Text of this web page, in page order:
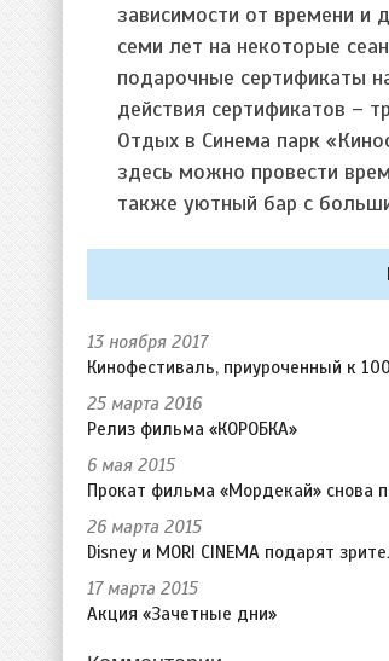
зависимости от времени и
семи лет на некоторые
подарочные сертификаты
действия сертификатов –
Отдых в Синема парк
здесь можно провести
также уютный бар с
13 ноября 2017
Кинофестиваль, приуроченный к
25 марта 2016
Релиз фильма «КОРОБКА»
6 мая 2015
Прокат фильма «Мордекай» снова
26 марта 2015
Disney и MORI CINEMA подарят
17 марта 2015
Акция «Зачетные дни»